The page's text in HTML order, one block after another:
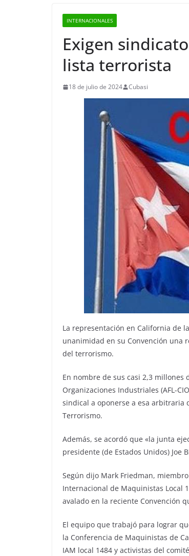
INTERNACIONALES
Exigen
lista terrorista
18 de julio de 2024 Cubasi
La representación en California de
unanimidad en su Convención una
del terrorismo.
En nombre de sus casi 2,3 millones
Organizaciones Industriales (AFL-
sindical a oponerse a esa arbitraria
Terrorismo.
Además, se acordó que «la junta
presidente (de Estados Unidos) Joe
Según dijo Mark Friedman,
Internacional de Maquinistas Local
avalado en la reciente Convención
El equipo que trabajó para lograr
la Conferencia de Maquinistas de
IAM local 1484 y activistas del